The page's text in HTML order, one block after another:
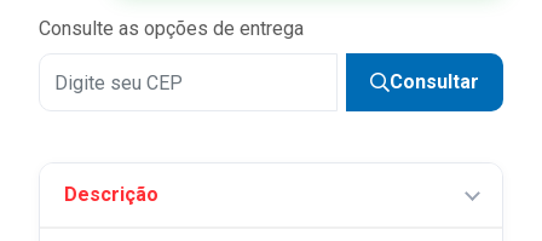
5x
7x R$ 15,70 sem juros
9x
Consulte as opções de entrega
Consultar
Descrição